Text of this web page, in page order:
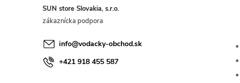
SUN store Slovakia, s.r.o.
info@vodacky-obchod.sk
+421 918 455 587